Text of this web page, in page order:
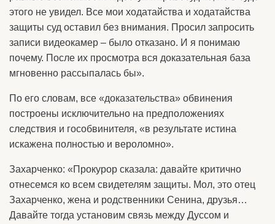
этого не увидел. Все мои ходатайства и ходатайства
защиты суд оставил без внимания. Просил запросить
записи видеокамер – было отказано. И я понимаю
почему. После их просмотра вся доказательная база
мгновенно рассыпалась бы».
По его словам, все «доказательства» обвинения
построены исключительно на предположениях
следствия и гособвинителя, «в результате истина
искажена полностью и вероломно».
Захарченко: «Прокурор сказала: давайте критично
отнесемся ко всем свидетелям защиты. Мол, это отец
Захарченко, жена и родственники Сенина, друзья…
Давайте тогда установим связь между Дуссом и